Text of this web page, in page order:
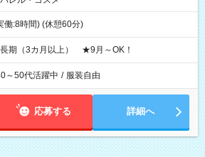
働:8時間) (休憩60分)
期（3カ月以上） ★9月～OK！
～50代活躍中 / 服装自由
応募する 詳細へ